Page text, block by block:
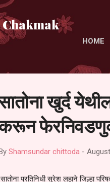
Chakmak
HOME
खुर्द
Shamsundar chittoda -
सातोना प्रतिनिधी सुरेश लहाने जिल्हा